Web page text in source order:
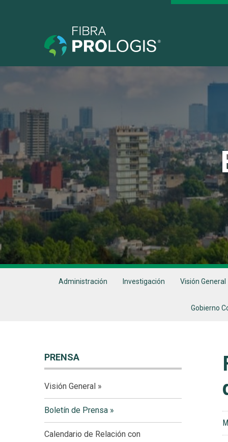
Administración Investigación Visión General
Gobierno
PRENSA
Visión General
Boletín de Prensa
Calendario de Relación con